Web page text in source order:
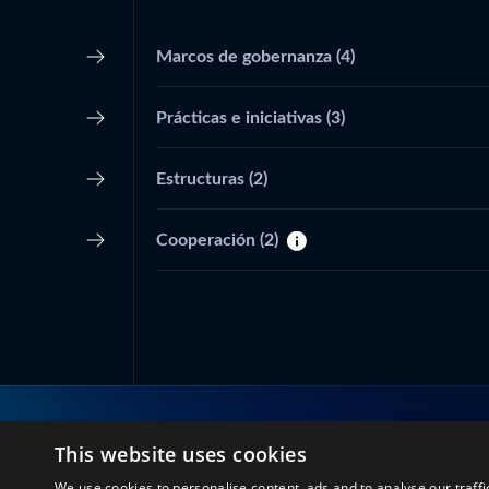
Marcos de gobernanza (4)
Prácticas e iniciativas (3)
Estructuras (2)
Cooperación (2)
This website uses cookies